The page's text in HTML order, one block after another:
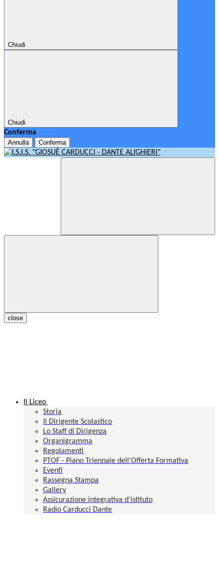
Chiudi
Chiudi
Conferma
Annulla Conferma
close
Il Liceo
Storia
Il Dirigente Scolastico
Lo Staff di Dirigenza
Organigramma
Regolamenti
PTOF - Piano Triennale dell'Offerta Formativa
Eventi
Rassegna Stampa
Gallery
Assicurazione integrativa d'istituto
Radio Carducci Dante